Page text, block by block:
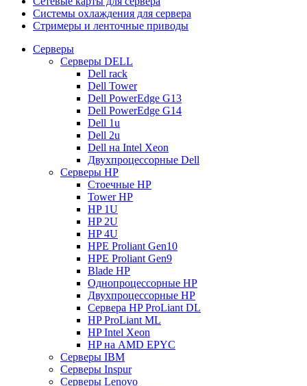
Системы охлаждения для сервера
Стримеры и ленточные приводы
Серверы
Серверы DELL
Dell rack
Dell Tower
Dell PowerEdge G13
Dell PowerEdge G14
Dell 1u
Dell 2u
Dell на Intel Xeon
Двухпроцессорные Dell
Серверы HP
Стоечные HP
Tower HP
HP 1U
HP 2U
HP 4U
HPE Proliant Gen10
HPE Proliant Gen9
Blade HP
Однопроцессорные HP
Двухпроцессорные HP
Сервера HP ProLiant DL
HP ProLiant ML
HP Intel Xeon
HP на AMD EPYC
Серверы IBM
Серверы Inspur
Серверы Lenovo